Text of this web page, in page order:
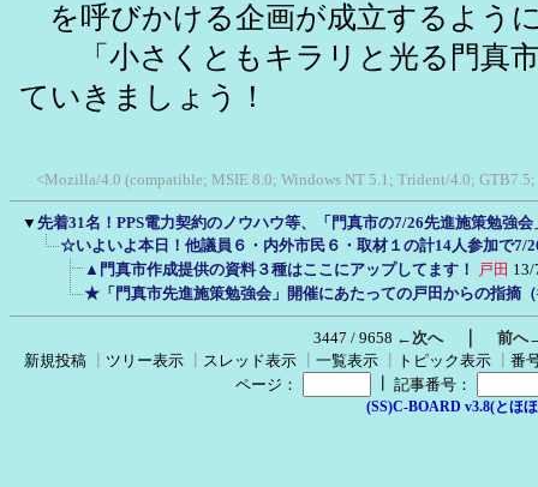
を呼びかける企画が成立するよう
「小さくともキラリと光る門真市
ていきましょう！
<Mozilla/4.0 (compatible; MSIE 8.0; Windows NT 5.1; Trident/4.0;
▼ 先着31名！PPS電力契約のノウハウ等、「門真市の7/26先進施策勉強
☆いよいよ本日！他議員６・内外市民６・取材１の計14人参加で7/
▲門真市作成提供の資料３種はここにアップしてます！
戸田 13/
★「門真市先進施策勉強会」開催にあたっての戸田からの指摘
3447 / 9658 ←次へ｜ 前へ
新規投稿
ツリー表示 スレッド表示 一覧表示 トピック表示
番
ページ：
記事番号：
(SS)C-BOARD v3.8(とほ